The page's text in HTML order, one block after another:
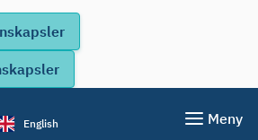
English Meny